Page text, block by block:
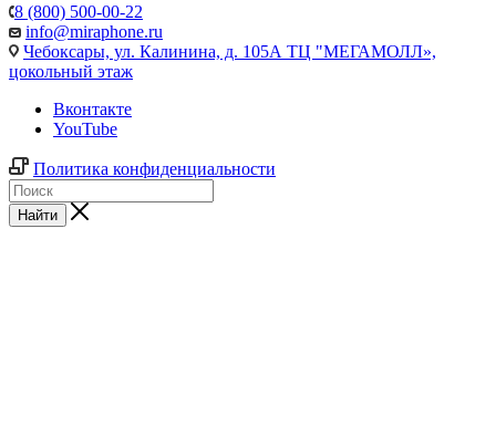
8 (800) 500-00-22
info@miraphone.ru
Чебоксары, ул. Калинина, д. 105А ТЦ "МЕГАМОЛЛ»,
цокольный этаж
Вконтакте
YouTube
Политика конфиденциальности
Найти